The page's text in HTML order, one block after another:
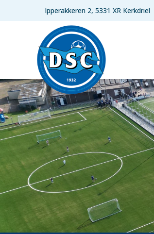
Ipperakkeren 2, 5331 XR Kerkdriel